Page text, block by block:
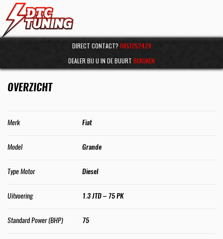
DIRECT CONTACT? 0651252429
DEALER BIJ U IN DE BUURT BEKIJKEN
OVERZICHT
Merk Fiat
Model Grande
Type Motor Diesel
Uitvoering 1.3 JTD – 75 PK
Standard Power (BHP) 75